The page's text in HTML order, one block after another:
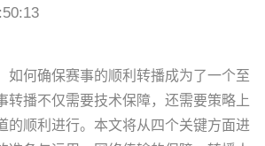
如何确保赛事的顺利转播成为了一个至
转播不仅需要技术保障，还需要策略上
的顺利进行。本文将从四个关键方面进